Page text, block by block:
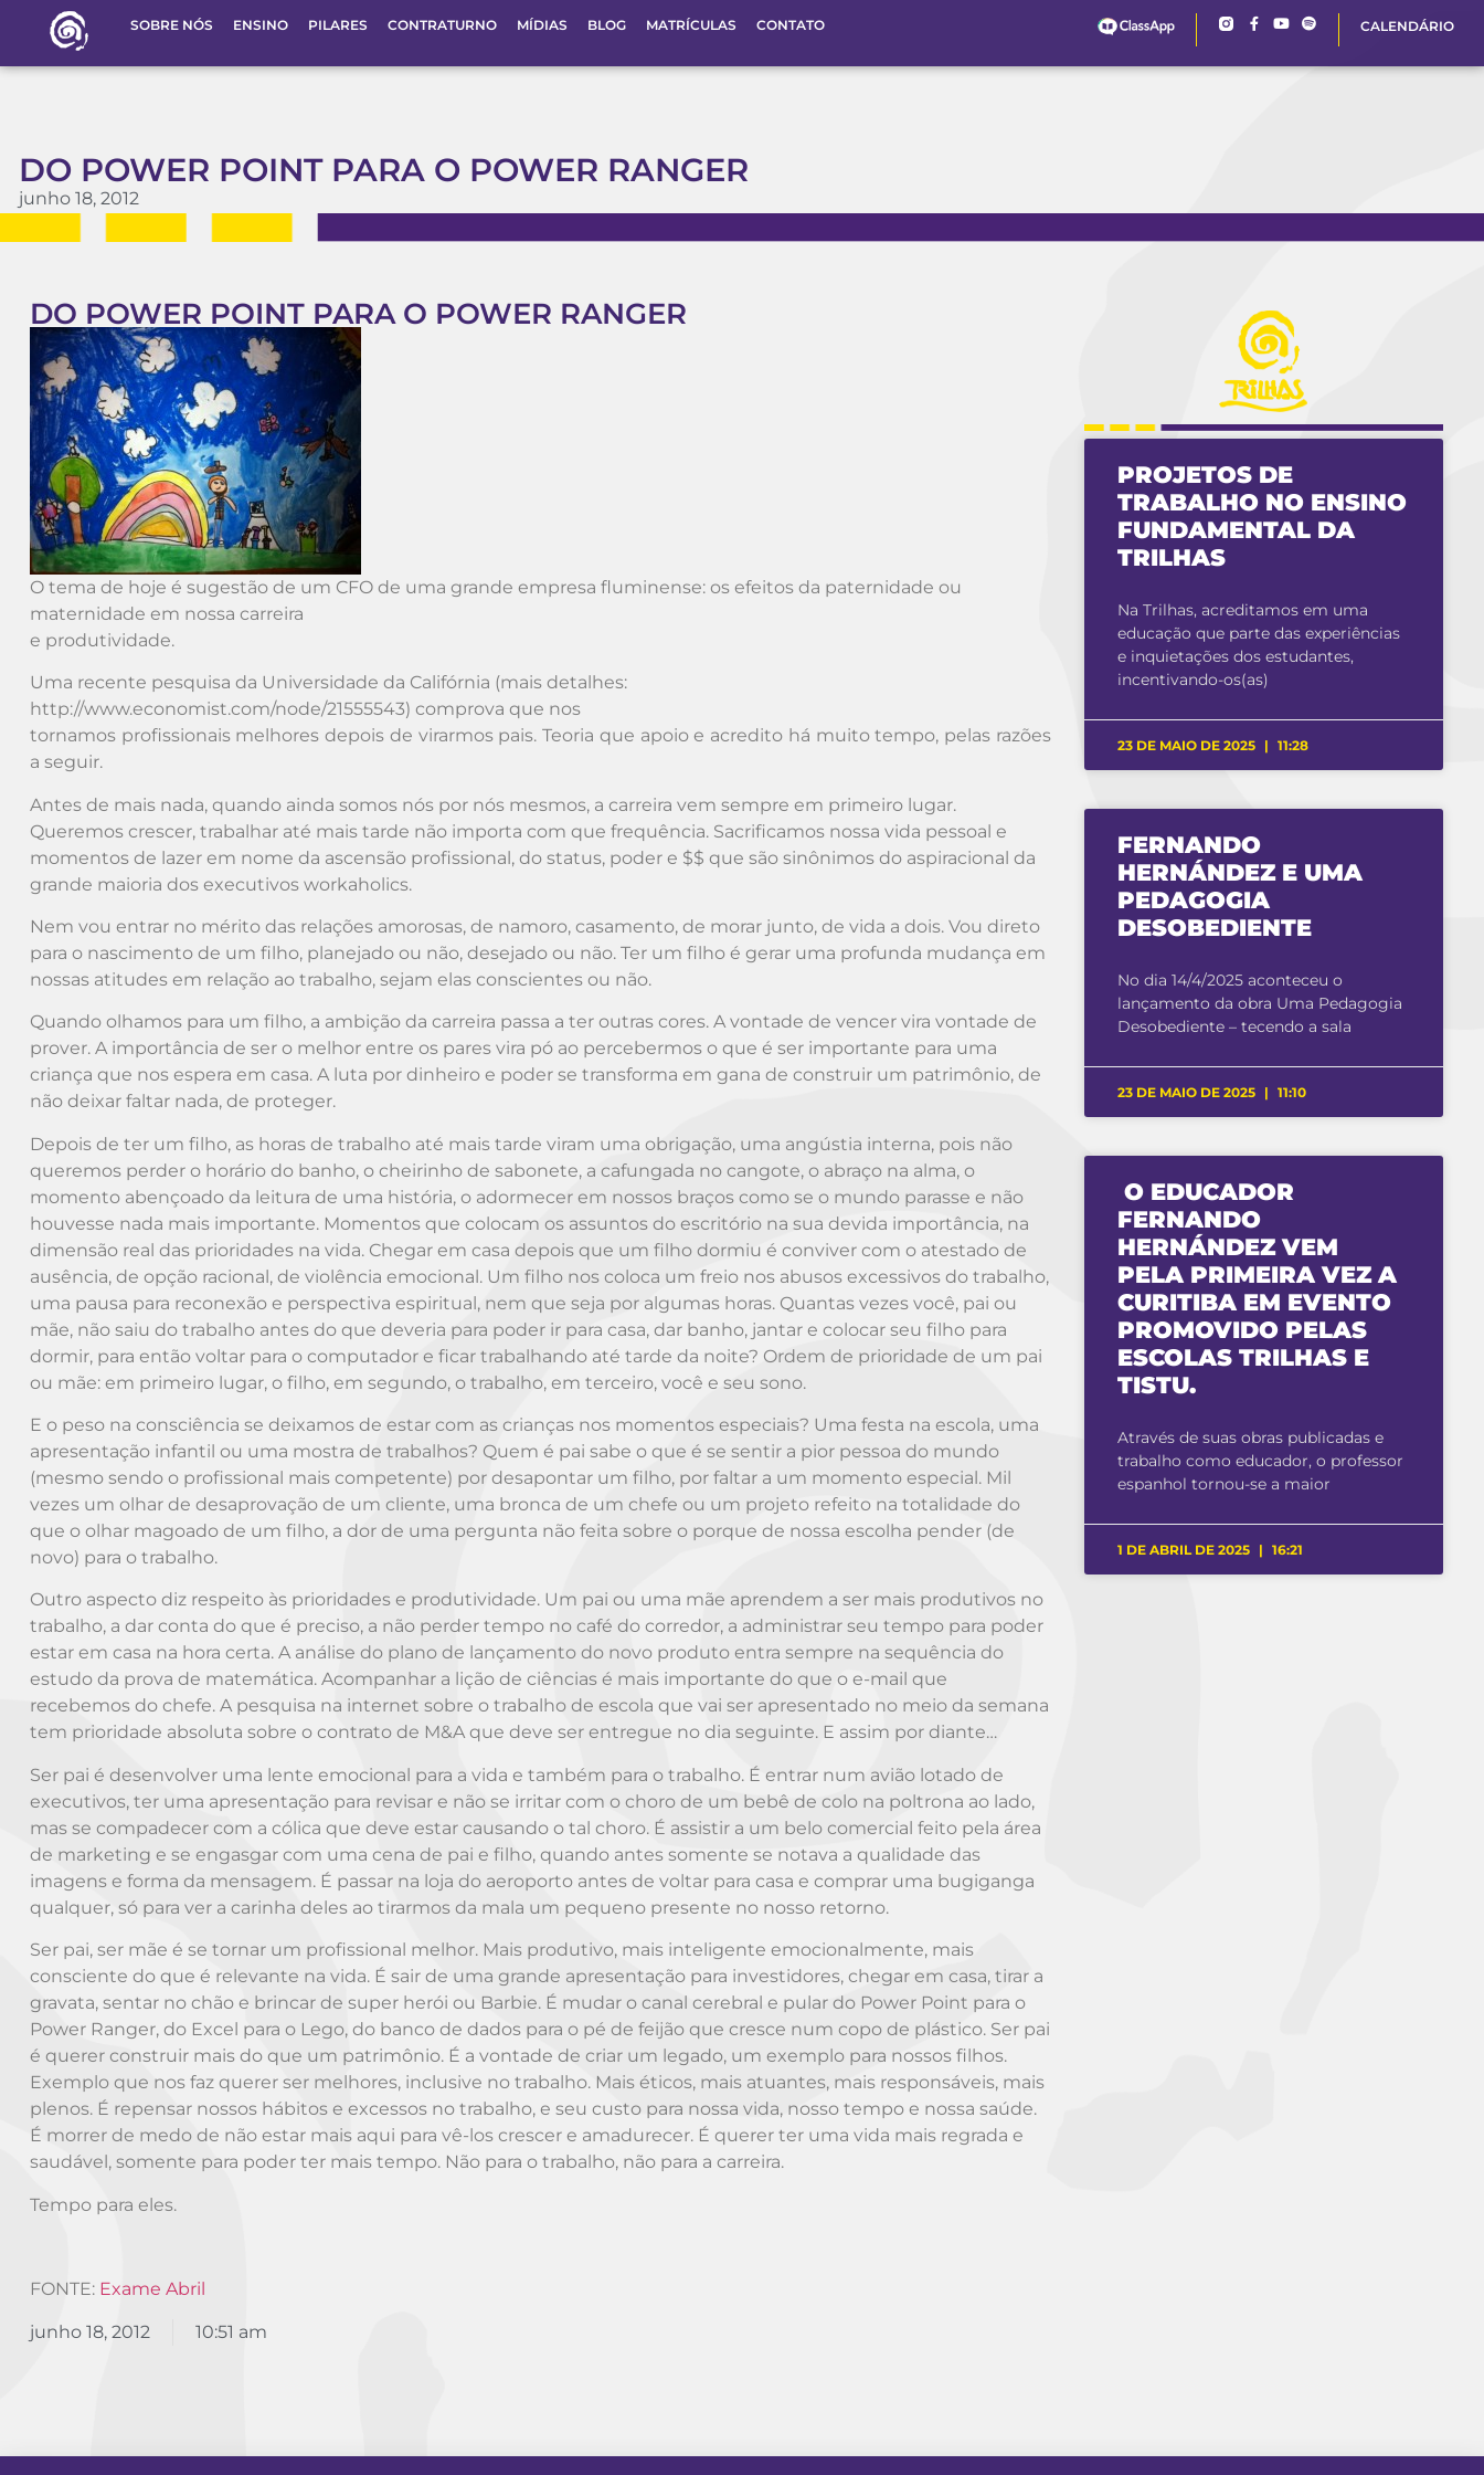
SOBRE NÓS ENSINO PILARES CONTRATURNO MÍDIAS BLOG MATRÍCULAS CONTATO CALENDÁRIO
DO POWER POINT PARA O POWER RANGER
junho 18, 2012
DO POWER POINT PARA O POWER RANGER
O tema de hoje é sugestão de um CFO de uma grande empresa fluminense: os efeitos da paternidade ou
maternidade em nossa carreira
e produtividade.
Uma recente pesquisa da Universidade da Califórnia (mais detalhes:
http://www.economist.com/node/21555543) comprova que nos
tornamos profissionais melhores depois de virarmos pais. Teoria que apoio e acredito há muito tempo, pelas razões
a seguir.
Antes de mais nada, quando ainda somos nós por nós mesmos, a carreira vem sempre em primeiro lugar.
Queremos crescer, trabalhar até mais tarde não importa com que frequência. Sacrificamos nossa vida pessoal e
momentos de lazer em nome da ascensão profissional, do status, poder e $$ que são sinônimos do aspiracional da
grande maioria dos executivos workaholics.
Nem vou entrar no mérito das relações amorosas, de namoro, casamento, de morar junto, de vida a dois. Vou direto
para o nascimento de um filho, planejado ou não, desejado ou não. Ter um filho é gerar uma profunda mudança em
nossas atitudes em relação ao trabalho, sejam elas conscientes ou não.
Quando olhamos para um filho, a ambição da carreira passa a ter outras cores. A vontade de vencer vira vontade de
prover. A importância de ser o melhor entre os pares vira pó ao percebermos o que é ser importante para uma
criança que nos espera em casa. A luta por dinheiro e poder se transforma em gana de construir um patrimônio, de
não deixar faltar nada, de proteger.
Depois de ter um filho, as horas de trabalho até mais tarde viram uma obrigação, uma angústia interna, pois não
queremos perder o horário do banho, o cheirinho de sabonete, a cafungada no cangote, o abraço na alma, o
momento abençoado da leitura de uma história, o adormecer em nossos braços como se o mundo parasse e não
houvesse nada mais importante. Momentos que colocam os assuntos do escritório na sua devida importância, na
dimensão real das prioridades na vida. Chegar em casa depois que um filho dormiu é conviver com o atestado de
ausência, de opção racional, de violência emocional. Um filho nos coloca um freio nos abusos excessivos do trabalho,
uma pausa para reconexão e perspectiva espiritual, nem que seja por algumas horas. Quantas vezes você, pai ou
mãe, não saiu do trabalho antes do que deveria para poder ir para casa, dar banho, jantar e colocar seu filho para
dormir, para então voltar para o computador e ficar trabalhando até tarde da noite? Ordem de prioridade de um pai
ou mãe: em primeiro lugar, o filho, em segundo, o trabalho, em terceiro, você e seu sono.
E o peso na consciência se deixamos de estar com as crianças nos momentos especiais? Uma festa na escola, uma
apresentação infantil ou uma mostra de trabalhos? Quem é pai sabe o que é se sentir a pior pessoa do mundo
(mesmo sendo o profissional mais competente) por desapontar um filho, por faltar a um momento especial. Mil
vezes um olhar de desaprovação de um cliente, uma bronca de um chefe ou um projeto refeito na totalidade do
que o olhar magoado de um filho, a dor de uma pergunta não feita sobre o porque de nossa escolha pender (de
novo) para o trabalho.
Outro aspecto diz respeito às prioridades e produtividade. Um pai ou uma mãe aprendem a ser mais produtivos no
trabalho, a dar conta do que é preciso, a não perder tempo no café do corredor, a administrar seu tempo para poder
estar em casa na hora certa. A análise do plano de lançamento do novo produto entra sempre na sequência do
estudo da prova de matemática. Acompanhar a lição de ciências é mais importante do que o e-mail que
recebemos do chefe. A pesquisa na internet sobre o trabalho de escola que vai ser apresentado no meio da semana
tem prioridade absoluta sobre o contrato de M&A que deve ser entregue no dia seguinte. E assim por diante…
Ser pai é desenvolver uma lente emocional para a vida e também para o trabalho. É entrar num avião lotado de
executivos, ter uma apresentação para revisar e não se irritar com o choro de um bebê de colo na poltrona ao lado,
mas se compadecer com a cólica que deve estar causando o tal choro. É assistir a um belo comercial feito pela área
de marketing e se engasgar com uma cena de pai e filho, quando antes somente se notava a qualidade das
imagens e forma da mensagem. É passar na loja do aeroporto antes de voltar para casa e comprar uma bugiganga
qualquer, só para ver a carinha deles ao tirarmos da mala um pequeno presente no nosso retorno.
Ser pai, ser mãe é se tornar um profissional melhor. Mais produtivo, mais inteligente emocionalmente, mais
consciente do que é relevante na vida. É sair de uma grande apresentação para investidores, chegar em casa, tirar a
gravata, sentar no chão e brincar de super herói ou Barbie. É mudar o canal cerebral e pular do Power Point para o
Power Ranger, do Excel para o Lego, do banco de dados para o pé de feijão que cresce num copo de plástico. Ser pai
é querer construir mais do que um patrimônio. É a vontade de criar um legado, um exemplo para nossos filhos.
Exemplo que nos faz querer ser melhores, inclusive no trabalho. Mais éticos, mais atuantes, mais responsáveis, mais
plenos. É repensar nossos hábitos e excessos no trabalho, e seu custo para nossa vida, nosso tempo e nossa saúde.
É morrer de medo de não estar mais aqui para vê-los crescer e amadurecer. É querer ter uma vida mais regrada e
saudável, somente para poder ter mais tempo. Não para o trabalho, não para a carreira.
Tempo para eles.
FONTE: Exame Abril
junho 18, 2012 10:51 am
PROJETOS DE
TRABALHO NO ENSINO
FUNDAMENTAL DA
TRILHAS
Na Trilhas, acreditamos em uma
educação que parte das experiências
e inquietações dos estudantes,
incentivando-os(as)
23 DE MAIO DE 2025 11:28
FERNANDO
HERNÁNDEZ E UMA
PEDAGOGIA
DESOBEDIENTE
No dia 14/4/2025 aconteceu o
lançamento da obra Uma Pedagogia
Desobediente – tecendo a sala
23 DE MAIO DE 2025 11:10
O EDUCADOR
FERNANDO
HERNÁNDEZ VEM
PELA PRIMEIRA VEZ A
CURITIBA EM EVENTO
PROMOVIDO PELAS
ESCOLAS TRILHAS E
TISTU.
Através de suas obras publicadas e
trabalho como educador, o professor
espanhol tornou-se a maior
1 DE ABRIL DE 2025 16:21